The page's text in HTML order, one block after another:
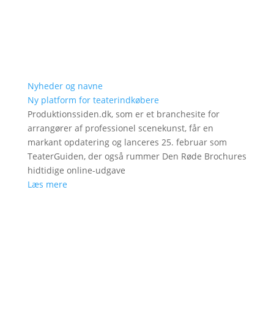
Nyheder og navne
Ny platform for teaterindkøbere
Produktionssiden.dk, som er et branchesite for
arrangører af professionel scenekunst, får en
markant opdatering og lanceres 25. februar som
TeaterGuiden, der også rummer Den Røde Brochures
hidtidige online-udgave
Læs mere